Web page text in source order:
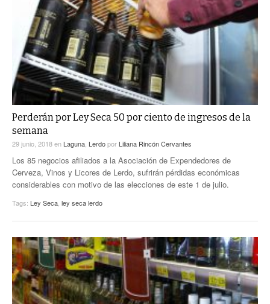
Perderán por Ley Seca 50 por ciento de ingresos de la
semana
29 junio, 2018en Laguna Lerdopor Liliana Rincón Cervantes
Los 85 negocios afiliados a la Asociación de Expendedores de
Cerveza, Vinos y Licores de Lerdo, sufrirán pérdidas económicas
considerables con motivo de las elecciones de este 1 de julio.
Tags: Ley Seca ley seca lerdo